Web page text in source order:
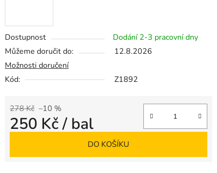
Dostupnost
Dodání 2-3 pracovní dny
Můžeme doručit do:
12.8.2026
Možnosti doručení
Kód:
Z1892
278 Kč –10 %
250 Kč/ bal
DO KOŠÍKU